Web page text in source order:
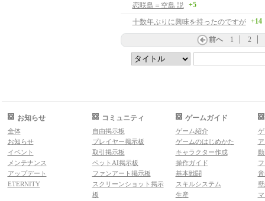
恋咲島＝空島 説 +5
十数年ぶりに興味を持ったのですが +14
前へ 1 2
お知らせ
全体
お知らせ
イベント
メンテナンス
アップデート
ETERNITY
コミュニティ
自由掲示板
プレイヤー掲示板
取引掲示板
ペットAI掲示板
ファンアート掲示板
スクリーンショット掲示
板
ゲームガイド
ゲーム紹介
ゲームのはじめかた
キャラクター作成
操作ガイド
基本戦闘
スキルシステム
生産